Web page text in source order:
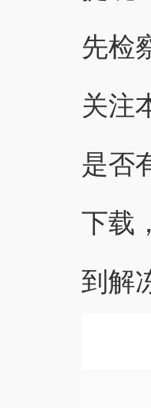
先检
关注
是否
下载
到解